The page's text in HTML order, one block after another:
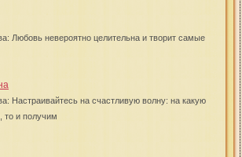
Любовь невероятно целительна и творит самые
Настраивайтесь на счастливую волну: на какую
то и получим